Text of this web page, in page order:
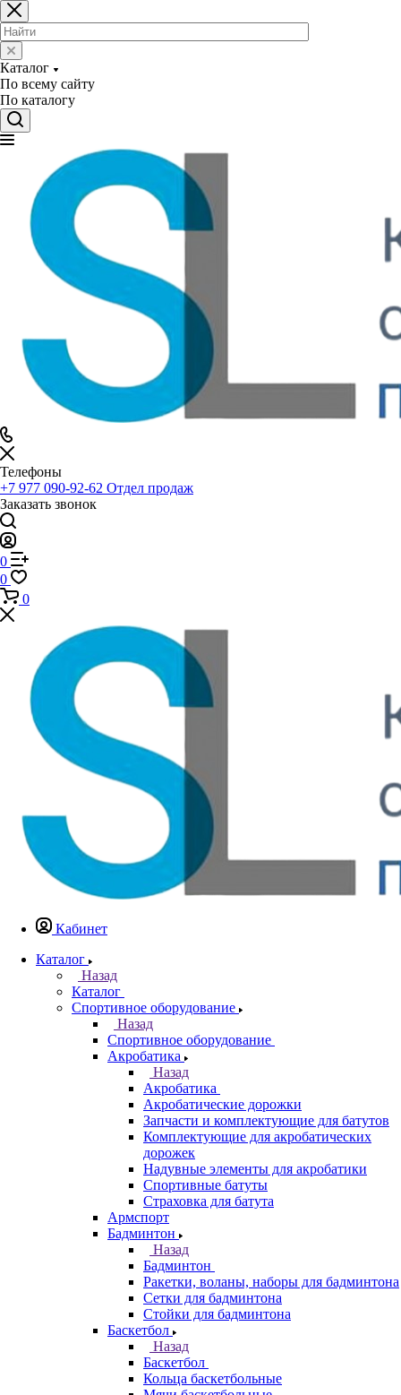
Каталог
По всему сайту
По каталогу
Телефоны
+7 977 090-92-62 Отдел продаж
Заказать звонок
0
0
0
Кабинет
Каталог
Назад
Каталог
Спортивное оборудование
Назад
Спортивное оборудование
Акробатика
Назад
Акробатика
Акробатические дорожки
Запчасти и комплектующие для батутов
Комплектующие для акробатических
дорожек
Надувные элементы для акробатики
Спортивные батуты
Страховка для батута
Армспорт
Бадминтон
Назад
Бадминтон
Ракетки, воланы, наборы для бадминтона
Сетки для бадминтона
Стойки для бадминтона
Баскетбол
Назад
Баскетбол
Кольца баскетбольные